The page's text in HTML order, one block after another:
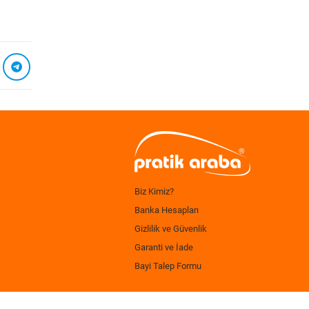
Biz Kimiz?
Banka Hesapları
Gizlilik ve Güvenlik
Garanti ve İade
Bayi Talep Formu